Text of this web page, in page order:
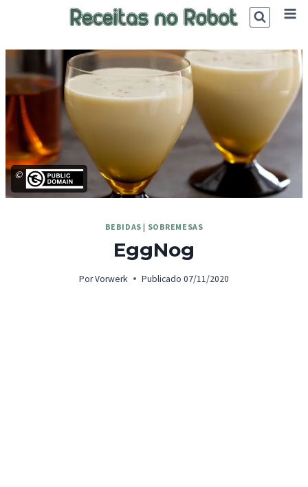
©
BEBIDAS | SOBREMESAS
EggNog
PorVorwerk Publicado 07/11/2020